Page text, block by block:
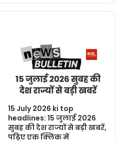
15 July 2026 ki top
headlines: 15 जुलाई 2026
सुबह की देश राज्यों से बड़ी खबरें,
पढ़िए एक क्लिक में